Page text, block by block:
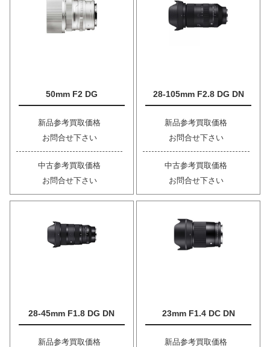
50mm F2 DG
新品参考買取価格
お問合せ下さい
中古参考買取価格
お問合せ下さい
28-105mm F2.8 DG DN
新品参考買取価格
お問合せ下さい
中古参考買取価格
お問合せ下さい
28-45mm F1.8 DG DN
新品参考買取価格
23mm F1.4 DC DN
新品参考買取価格